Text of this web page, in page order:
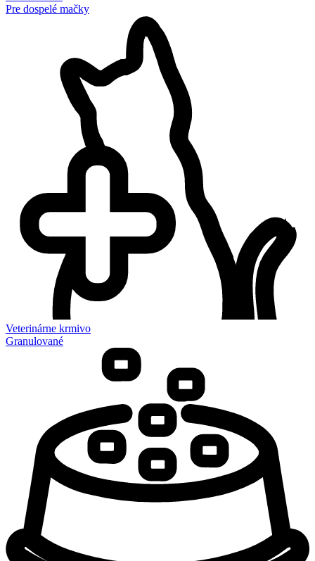
Pre dospelé mačky
Veterinárne krmivo
Granulované